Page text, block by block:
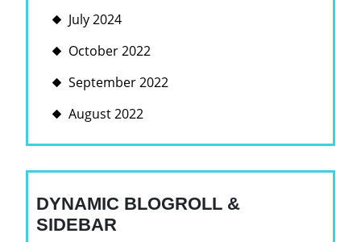
July 2024
October 2022
September 2022
August 2022
DYNAMIC BLOGROLL &
SIDEBAR